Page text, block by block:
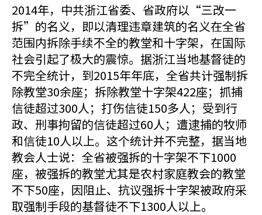
2014年，中共浙江省委、省政府以“三改一
拆”的名义，即以清理违章建筑的名义在全省
范围内拆除手续不全的教堂和十字架，在国际
社会引起了极大的震惊。据浙江当地基督徒的
不完全统计，到2015年年底，全省共计强制拆
除教堂30余座；拆除教堂十字架422座；抓捕
信徒超过300人；打伤信徒150多人；受到行
政、刑事拘留的信徒超过60人；遭逮捕的牧师
和信徒10人以上。这个统计并不完整，据当地
教会人士说：全省被强拆的十字架不下1000
座，被强拆的教堂尤其是农村家庭教会的教堂
不下50座，因阻止、抗议强拆十字架被政府采
取强制手段的基督徒不下1300人以上。